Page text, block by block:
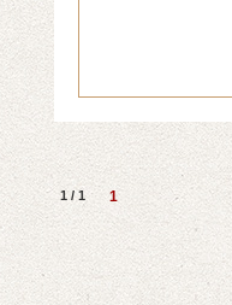
1 / 1 1